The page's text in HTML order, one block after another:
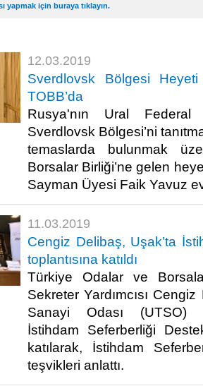
yapmak için buraya tıklayın.
12.03.2019
Sverdlovsk Bölgesi
TOBB’da
Rusya'nın Ural
Sverdlovsk Bölgesi’ni
temaslarda bulunmak
Borsalar Birliği’ne gelen
Sayman Üyesi Faik Yavuz
11.03.2019
Cengiz Delibaş, Uşak’ta
toplantısına katıldı
Türkiye Odalar ve
Sekreter Yardımcısı
Sanayi Odası (UTSO)
İstihdam Seferberliği
katılarak, İstihdam
teşvikleri anlattı. ​